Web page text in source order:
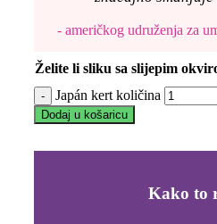
- američkog udruženja za
Želite li sliku sa slijepim
Japán kert količina
Dodaj u košaricu
Kako to